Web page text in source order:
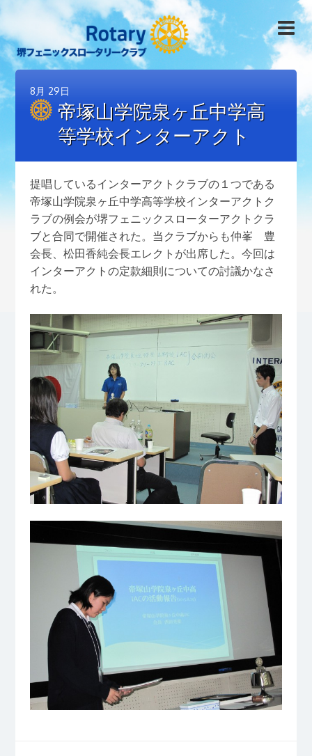
8月 29日
帝塚山学院泉ヶ丘中学高
等学校インターアクト
提唱しているインターアクトクラブの１つである
帝塚山学院泉ヶ丘中学高等学校インターアクトク
ラブの例会が堺フェニックスローターアクトクラ
ブと合同で開催された。当クラブからも仲峯 豊
会長、松田香純会長エレクトが出席した。今回は
インターアクトの定款細則についての討議かなさ
れた。